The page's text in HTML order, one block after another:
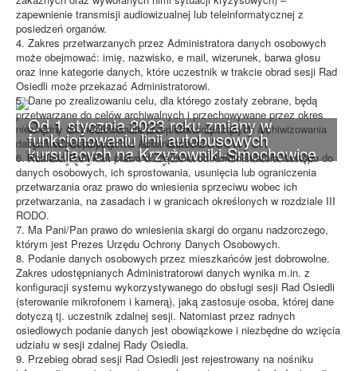
Od 1 stycznia 2023 roku zmiany w
funkcjonowaniu linii autobusowych
kursujących na Krzyżowniki-Smochowice
zapewnienie transmisji audiowizualnej lub teleinformatycznej z
posiedzeń organów.
4. Zakres przetwarzanych przez Administratora danych osobowych
może obejmować: imię, nazwisko, e mail, wizerunek, barwa głosu
oraz inne kategorie danych, które uczestnik w trakcie obrad sesji Rad
Osiedli może przekazać Administratorowi.
5. Dane po zrealizowaniu celu, dla którego zostały zebrane, będą
przetwarzane do celów archiwalnych i przechowywane przez okres
niezbędny do zrealizowania przepisów dotyczących archiwizowania
danych obowiązujących u Administratora.
6. Posiada Pani/Pan prawo do żądania od Administratora dostępu do
danych osobowych, ich sprostowania, usunięcia lub ograniczenia
przetwarzania oraz prawo do wniesienia sprzeciwu wobec ich
przetwarzania, na zasadach i w granicach określonych w rozdziale III
RODO.
7. Ma Pani/Pan prawo do wniesienia skargi do organu nadzorczego,
którym jest Prezes Urzędu Ochrony Danych Osobowych.
8. Podanie danych osobowych przez mieszkańców jest dobrowolne.
Zakres udostępnianych Administratorowi danych wynika m.in. z
konfiguracji systemu wykorzystywanego do obsługi sesji Rad Osiedli
(sterowanie mikrofonem i kamerą), jaką zastosuje osoba, której dane
dotyczą tj. uczestnik zdalnej sesji. Natomiast przez radnych
osiedlowych podanie danych jest obowiązkowe i niezbędne do wzięcia
udziału w sesji zdalnej Rady Osiedla.
9. Przebieg obrad sesji Rad Osiedli jest rejestrowany na nośniku